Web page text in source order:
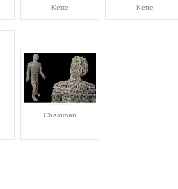
Kette
Kette
Chainman